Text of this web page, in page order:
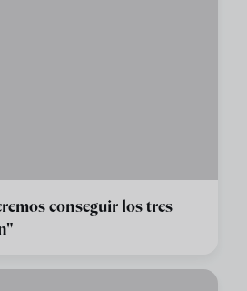
conseguir los tres